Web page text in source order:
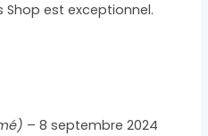
Shop est exceptionnel.
– 8 septembre 2024